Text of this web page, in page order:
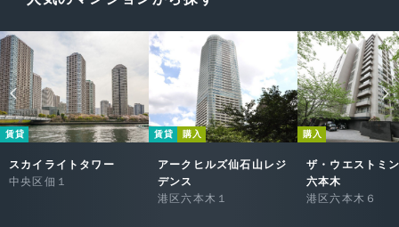
賃貸
スカイライトタワー
中央区佃１
賃貸 購入
アークヒルズ仙石山レジ
デンス
港区六本木１
購入
ザ・ウエストミ
六本木
港区六本木６